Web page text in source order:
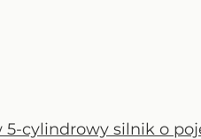
5-cylindrowy silnik o